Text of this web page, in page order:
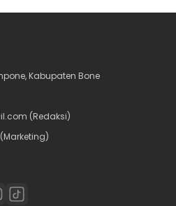
Kabupaten Bone
(Redaksi)